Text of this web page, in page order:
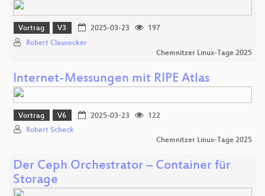
Vortrag V3 2025-03-23
197
Robert Clausecker
Chemnitzer Linux-Tage 2025
Internet-Messungen mit RIPE Atlas
Vortrag V6 2025-03-23
122
Robert Scheck
Chemnitzer Linux-Tage 2025
Der Ceph Orchestrator – Container für
Storage